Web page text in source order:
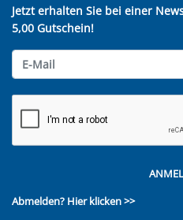
Jetzt erhalten Sie bei einer
5,00 Gutschein!
Abmelden? Hier klicken >>